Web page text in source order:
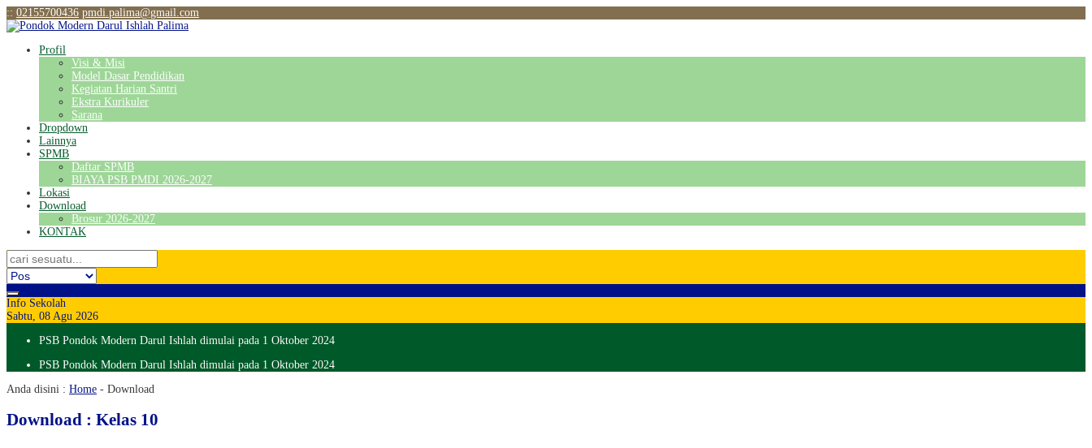
:: 02155700436 pmdi.palima@gmail.com
Profil
Visi & Misi
Model Dasar Pendidikan
Kegiatan Harian Santri
Ekstra Kurikuler
Sarana
Dropdown
Lainnya
SPMB
Daftar SPMB
BIAYA PSB PMDI 2026-2027
Lokasi
Download
Brosur 2026-2027
KONTAK
Info Sekolah
Sabtu, 08 Agu 2026
PSB Pondok Modern Darul Ishlah dimulai pada 1 Oktober 2024
PSB Pondok Modern Darul Ishlah dimulai pada 1 Oktober 2024
Anda disini : Home - Download
Download : Kelas 10